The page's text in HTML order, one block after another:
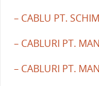
– CABLU PT.
– CABLURI PT.
– CABLURI PT.